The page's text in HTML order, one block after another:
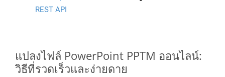
REST API
แปลงไฟล์ PowerPoint PPTM ออนไลน์:
วิธีที่รวดเร็วและง่ายดาย